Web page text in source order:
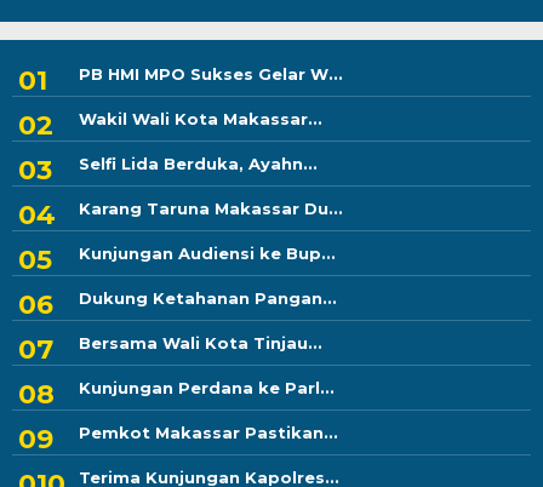
PB HMI MPO Sukses Gelar W...
Wakil Wali Kota Makassar...
Selfi Lida Berduka, Ayahn...
Karang Taruna Makassar Du...
Kunjungan Audiensi ke Bup...
Dukung Ketahanan Pangan...
Bersama Wali Kota Tinjau...
Kunjungan Perdana ke Parl...
Pemkot Makassar Pastikan...
Terima Kunjungan Kapolres...